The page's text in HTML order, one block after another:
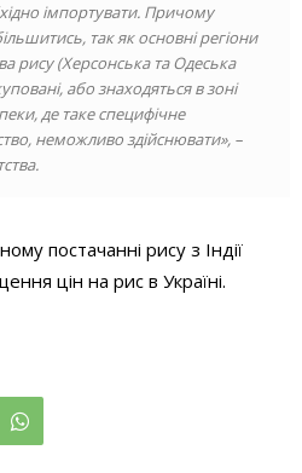
імпортувати. Причому
так як основні регіони
рису (Херсонська та Одеська
або знаходяться в зоні
де таке специфічне
неможливо здійснювати», –
постачанні рису з Індії
цін на рис в Україні.